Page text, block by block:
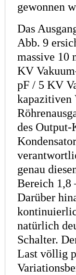
gewonnen
Das
Abb. 9
massive 10
KV
pF / 5 KV
kapazitiven
des Output-
genau
Bereich 1,8
Darüber
natürlich
Schalter.
Last völlig